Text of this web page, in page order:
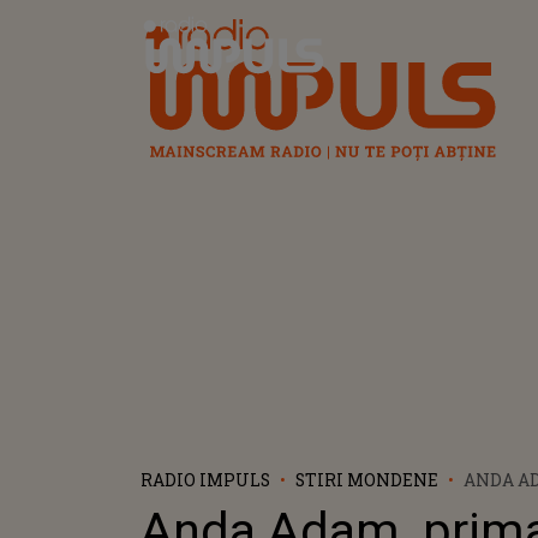
Radio Impuls
RADIO IMPULS STIRI MONDENE
ANDA
FIICA LA